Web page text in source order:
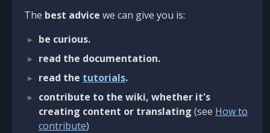
The best advice we can give you is:
be curious.
read the documentation.
read the tutorials.
contribute to the wiki, whether it's
creating content or translating (see How to
contribute)